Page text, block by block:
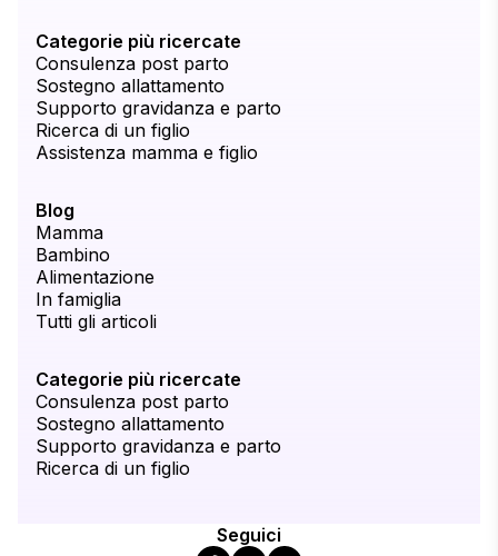
Categorie più ricercate
Consulenza post parto
Sostegno allattamento
Supporto gravidanza e parto
Ricerca di un figlio
Assistenza mamma e figlio
Blog
Mamma
Bambino
Alimentazione
In famiglia
Tutti gli articoli
Categorie più ricercate
Consulenza post parto
Sostegno allattamento
Supporto gravidanza e parto
Ricerca di un figlio
Seguici